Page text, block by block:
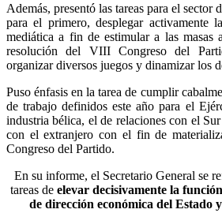
Además, presentó las tareas para el sector
para el primero, desplegar activamente
mediática a fin de estimular a las masas
resolución del VIII Congreso del
organizar diversos juegos y dinamizar los
Puso énfasis en la tarea de cumplir
de trabajo definidos este año para el
industria bélica, el de relaciones con el
con el extranjero con el fin de
Congreso del Partido.
En su informe, el Secretario General se
tareas de elevar decisivamente la
de dirección económica del Estado